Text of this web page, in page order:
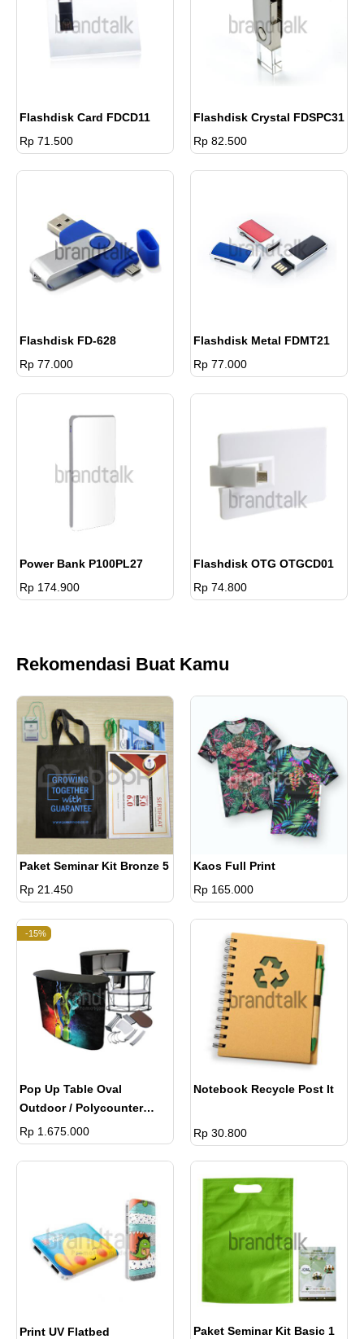
Flashdisk Card FDCD11
Rp 71.500
Flashdisk Crystal FDSPC31
Rp 82.500
Flashdisk FD-628
Rp 77.000
Flashdisk Metal FDMT21
Rp 77.000
Power Bank P100PL27
Rp 174.900
Flashdisk OTG OTGCD01
Rp 74.800
Rekomendasi Buat Kamu
Paket Seminar Kit Bronze 5
Rp 21.450
Kaos Full Print
Rp 165.000
-15%
Pop Up Table Oval
Outdoor / Polycounter
Curve Oval Display
Rp 1.675.000
Notebook Recycle Post It
Rp 30.800
Print UV Flatbed
Paket Seminar Kit Basic 1